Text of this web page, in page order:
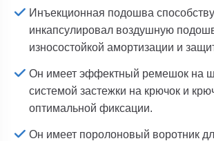
Инъекционная подошва
инкапсулировал воздушную
износостойкой амортизации и
Он имеет эффектный ремешок на
системой застежки на крючок и
оптимальной фиксации.
Он имеет поролоновый воротник